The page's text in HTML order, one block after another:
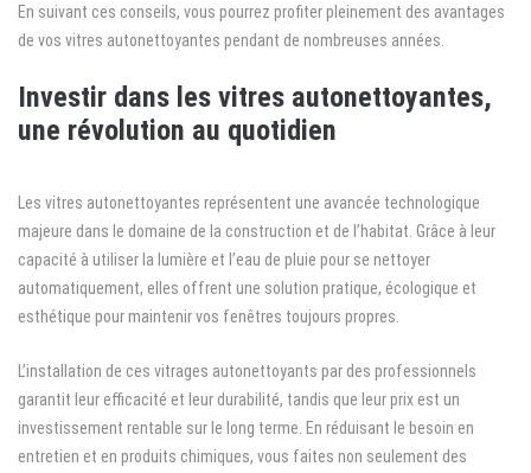
En suivant ces conseils, vous pourrez profiter pleinement des avantages
de vos vitres autonettoyantes pendant de nombreuses années.
Investir dans les vitres autonettoyantes,
une révolution au quotidien
Les vitres autonettoyantes représentent une avancée technologique
majeure dans le domaine de la construction et de l’habitat. Grâce à leur
capacité à utiliser la lumière et l’eau de pluie pour se nettoyer
automatiquement, elles offrent une solution pratique, écologique et
esthétique pour maintenir vos fenêtres toujours propres.
L’installation de ces vitrages autonettoyants par des professionnels
garantit leur efficacité et leur durabilité, tandis que leur prix est un
investissement rentable sur le long terme. En réduisant le besoin en
entretien et en produits chimiques, vous faites non seulement des